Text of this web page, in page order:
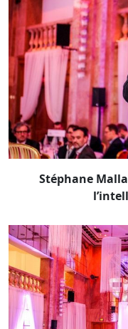
Stéphane